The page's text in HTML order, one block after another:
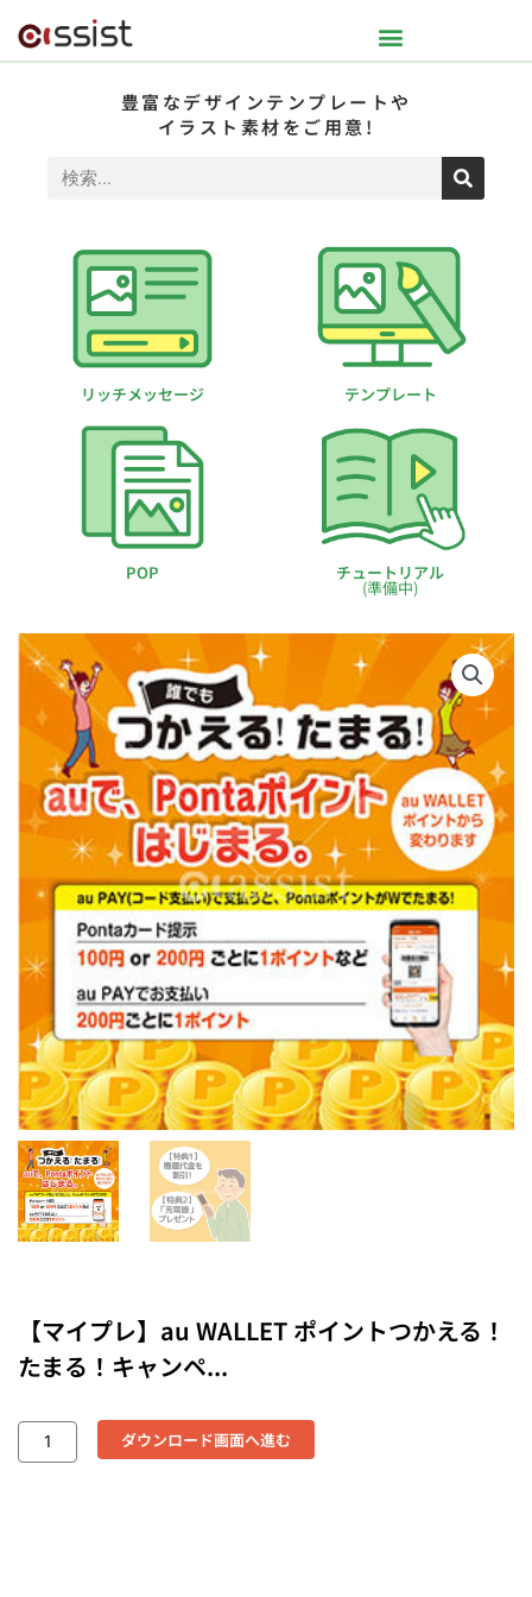
豊富なデザインテンプレートや
イラスト素材をご用意!
リッチメッセージ テンプレート
POP チュートリアル
(準備中)
【マイプレ】au WALLET ポイントつかえる！
たまる！キャンペ...
ダウンロード画面へ進む